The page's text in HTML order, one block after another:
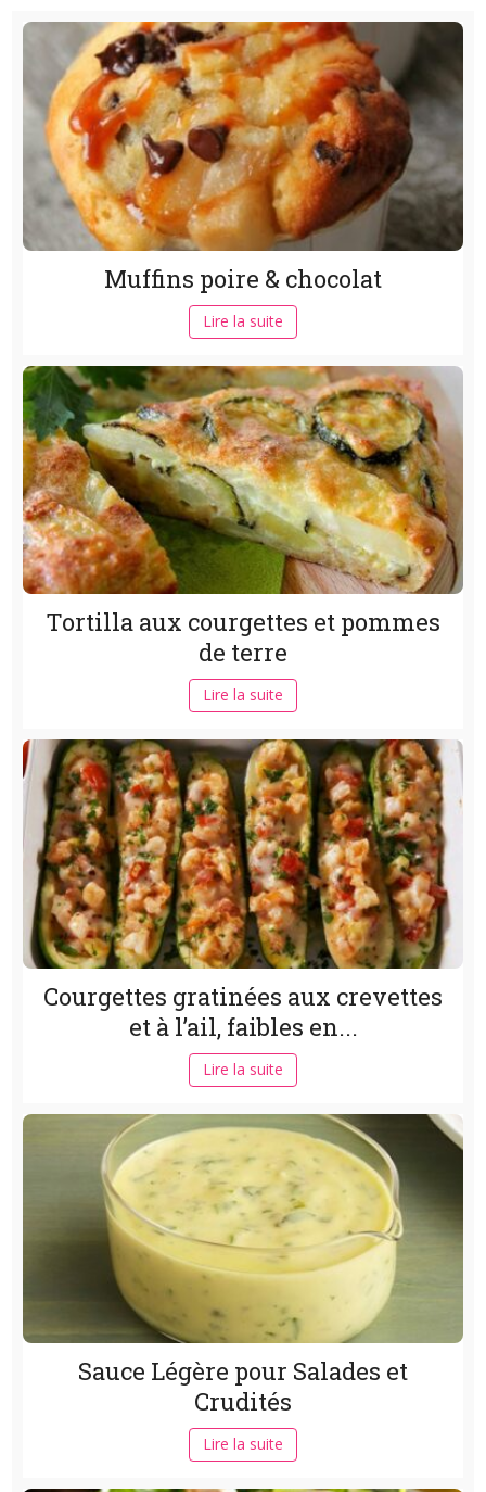
Muffins poire & chocolat
Lire la suite
Tortilla aux courgettes et pommes
de terre
Lire la suite
Courgettes gratinées aux crevettes
et à l’ail, faibles en...
Lire la suite
Sauce Légère pour Salades et
Crudités
Lire la suite